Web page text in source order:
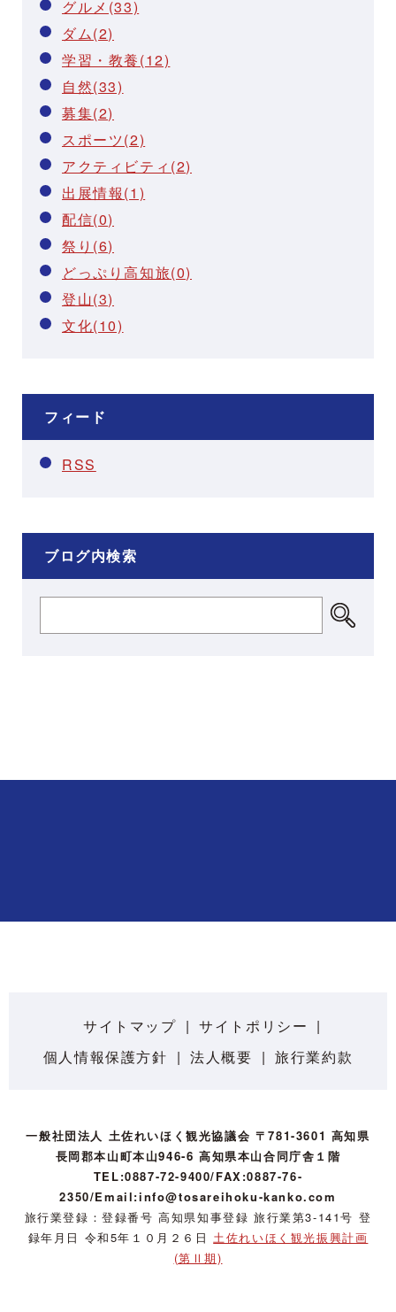
グルメ(33)
ダム(2)
学習・教養(12)
自然(33)
募集(2)
スポーツ(2)
アクティビティ(2)
出展情報(1)
配信(0)
祭り(6)
どっぷり高知旅(0)
登山(3)
文化(10)
フィード
RSS
ブログ内検索
サイトマップ
サイトポリシー
個人情報保護方針
法人概要 旅行業約款
一般社団法人 土佐れいほく観光協議会 〒781-3601 高知県
長岡郡本山町本山946-6 高知県本山合同庁舎１階
TEL:0887-72-9400/FAX:0887-76-
2350/Email:info@tosareihoku-kanko.com
旅行業登録：登録番号 高知県知事登録 旅行業第3-141号 登
録年月日 令和5年１０月２６日土佐れいほく観光振興計画
(第Ⅱ期)